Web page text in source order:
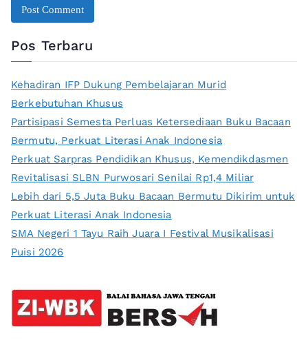
Pos Terbaru
Kehadiran IFP Dukung Pembelajaran Murid
Berkebutuhan Khusus
Partisipasi Semesta Perluas Ketersediaan Buku Bacaan
Bermutu, Perkuat Literasi Anak Indonesia
Perkuat Sarpras Pendidikan Khusus, Kemendikdasmen
Revitalisasi SLBN Purwosari Senilai Rp1,4 Miliar
Lebih dari 5,5 Juta Buku Bacaan Bermutu Dikirim untuk
Perkuat Literasi Anak Indonesia
SMA Negeri 1 Tayu Raih Juara I Festival Musikalisasi
Puisi 2026